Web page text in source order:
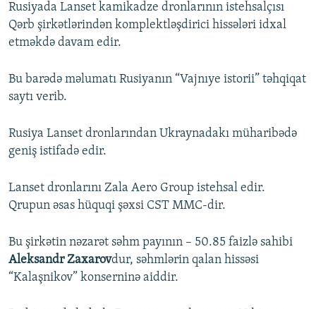
XƏBƏR BÜLLETENLƏRIMIZ
Rusiyada Lanset kamikadze dronlarının istehsalçısı
Qərb şirkətlərindən komplektləşdirici hissələri idxal
etməkdə davam edir.
Bu barədə məlumatı Rusiyanın “Vajnıye istorii” təhqiqat
saytı verib.
Rusiya Lanset dronlarından Ukraynadakı müharibədə
geniş istifadə edir.
Lanset dronlarını Zala Aero Group istehsal edir.
Qrupun əsas hüquqi şəxsi CST MMC-dir.
Bu şirkətin nəzarət səhm payının – 50.85 faizlə sahibi
Aleksandr Zaxarovdur, səhmlərin qalan hissəsi
“Kalaşnikov” konserninə aiddir.